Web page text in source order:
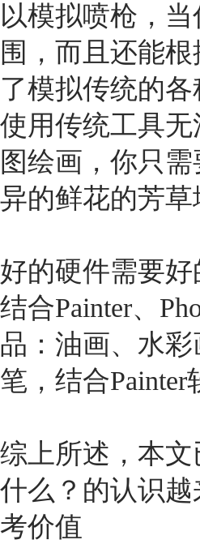
以模拟喷枪，
围，而且还能
了模拟传统的
使用传统工具
图绘画，你只
异的鲜花的芳草
好的硬件需要
结合Painter、
品：油画、水
笔，结合
综上所述，本
什么？的认识
考价值